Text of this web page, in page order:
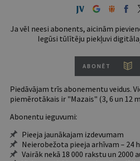
Ja vēl neesi abonents, aicinām
Iegūsi tūlītēju piekļuvi
ABONĒT
Piedāvājam trīs abonementu veidus.
piemērotākais ir "Mazais" (3, 6 un 12
Abonentu ieguvumi:
Pieeja jaunākajam izdevumam
Neierobežota pieeja arhīvam – 24
Vairāk nekā 18 000 rakstu un 2000